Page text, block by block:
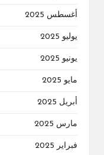
أغسطس 2025
يوليو 2025
يونيو 2025
مايو 2025
أبريل 2025
مارس 2025
فبراير 2025